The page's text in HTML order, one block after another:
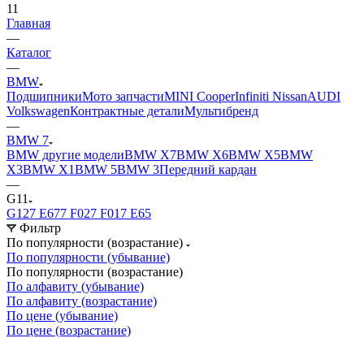
11
Главная
—
Каталог
—
BMW
ПодшипникиМото запчастиMINI CooperInfiniti NissanAUDI
VolkswagenКонтрактные деталиМультибренд
—
BMW 7
BMW другие моделиBMW X7BMW X6BMW X5BMW
X3BMW X1BMW 5BMW 3Передний кардан
—
G11
G127 Е677 F027 F01 7 E65
Фильтр
По популярности (возрастание)
По популярности (убывание)
По популярности (возрастание)
По алфавиту (убывание)
По алфавиту (возрастание)
По цене (убывание)
По цене (возрастание)